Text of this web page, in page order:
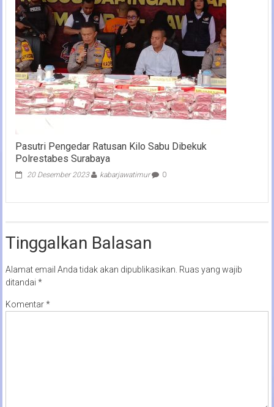
Pasutri Pengedar Ratusan Kilo Sabu Dibekuk
Polrestabes Surabaya
20 Desember 2023 kabarjawatimur 0
Tinggalkan Balasan
Alamat email Anda tidak akan dipublikasikan. Ruas yang wajib
ditandai *
Komentar*